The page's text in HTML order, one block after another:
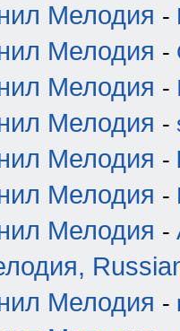
Мелодия -
Мелодия -
Мелодия -
Мелодия -
Мелодия -
Мелодия -
Мелодия -
Мелодия -